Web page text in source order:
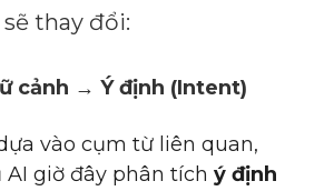
thay đổi:
cảnh → Ý định (Intent)
vào cụm từ liên quan,
AI giờ đây phân tích ý định